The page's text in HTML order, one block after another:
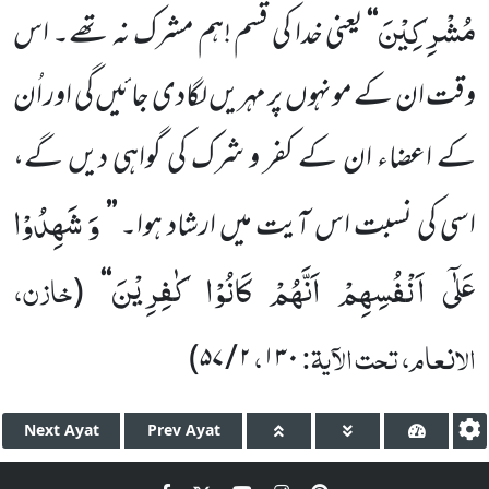
مُشْرِكِیْنَ‘‘یعنی خدا کی قسم !ہم مشرک نہ تھے۔ اس
وقت ان کے مونہوں پر مہریں لگادی جائیں گی اور اُن
کے اعضاء ان کے کفر و شرک کی گواہی دیں گے،
اسی کی نسبت اس آیت میں ارشاد ہوا۔’’وَ شَهِدُوْا
عَلٰۤى اَنْفُسِهِمْ اَنَّهُمْ كَانُوْا كٰفِرِیْنَ‘‘
(خازن،
الانعام، تحت الآیۃ:۱۳۰،۲/۵۷)
Next Ayat Prev Ayat